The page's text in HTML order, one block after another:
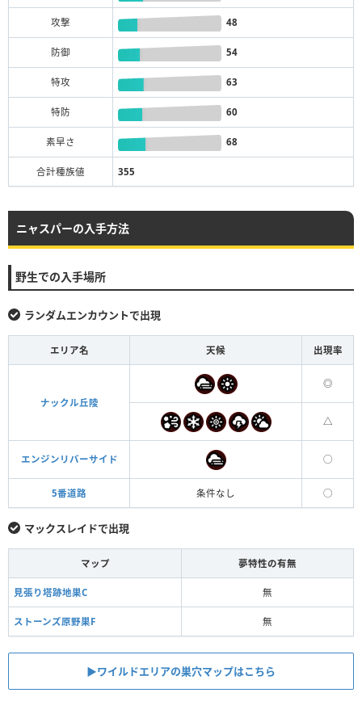
攻撃 48
防御 54
特攻 63
特防 60
素早さ 68
合計種族値 355
ニャスパーの入手方法
野生での入手場所
ランダムエンカウントで出現
エリア名 天候 出現率
ナックル丘陵
◎
△
エンジンリバーサイド ◯
5番道路 条件なし ◯
マックスレイドで出現
マップ 夢特性の有無
見張り塔跡地巣C 無
ストーンズ原野巣F 無
▶ワイルドエリアの巣穴マップはこちら